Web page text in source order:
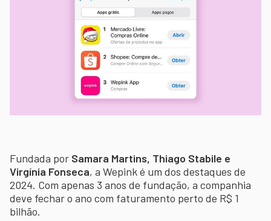
Fundada por Samara Martins, Thiago Stabile e
Virgínia Fonseca, a Wepink é um dos destaques de
2024. Com apenas 3 anos de fundação, a companhia
deve fechar o ano com faturamento perto de R$ 1
bilhão.